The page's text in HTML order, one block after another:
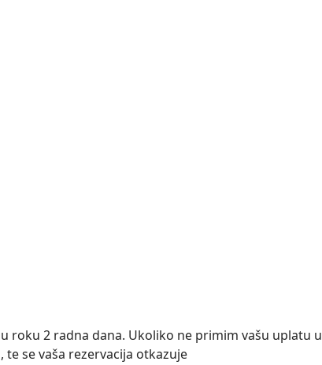
roku 2 radna dana. Ukoliko ne primim vašu uplatu u
se vaša rezervacija otkazuje